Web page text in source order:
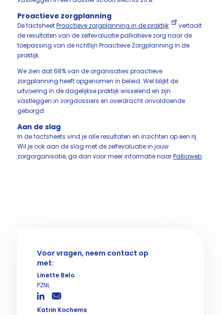
Proactieve zorgplanning
De factsheetProactieve zorgplanning in de praktijk
vertaalt
de resultaten van de zelfevaluatie palliatieve zorg naar de
toepassing van de richtlijn Proactieve Zorgplanning in de
praktijk.
We zien dat 68% van de organisaties proactieve
zorgplanning heeft opgenomen in beleid. Wel blijkt de
uitvoering in de dagelijkse praktijk wisselend en zijn
vastleggen in zorgdossiers en overdracht onvoldoende
geborgd.
Aan de slag
In de factsheets vind je alle resultaten en inzichten op een rij.
Wil je ook aan de slag met de zelfevaluatie in jouw
zorgorganisatie, ga dan voor meer informatie naarPalliaweb.
Voor vragen, neem contact op
met:
Linette Belo
PZNL
Katrin Kochems